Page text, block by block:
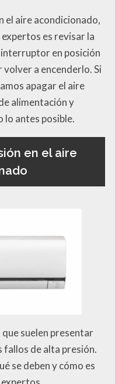
el aire acondicionado,
es revisar la
en posición
a encenderlo. Si
apagar el aire
alimentación y
lo antes posible.
en el aire
suelen presentar
fallos de alta presión.
se deben y cómo es